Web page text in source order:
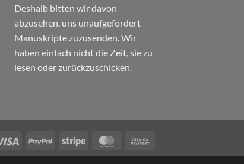
Deshalb bitten wir davon
abzusehen, uns unaufgefordert
Manuskripte zuzusenden. Wir
haben einfach nicht die Zeit, sie zu
lesen oder zurückzuschicken.
Visa PayPal Stripe MasterCard